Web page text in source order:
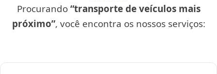
Procurando“transporte de veículos mais
próximo”, você encontra os nossos serviços: